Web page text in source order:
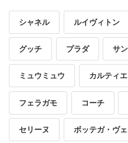
シャネル ルイヴィトン
グッチ プラダ サ
ミュウミュウ カルティエ
フェラガモ コーチ
セリーヌ ボッテガ・ヴ